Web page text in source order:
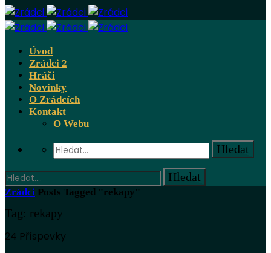
Úvod
Zrádci 2
Hráči
Novinky
O Zrádcích
Kontakt
O Webu
Zrádci Posts Tagged "rekapy"
Tag: rekapy
24 Příspevky